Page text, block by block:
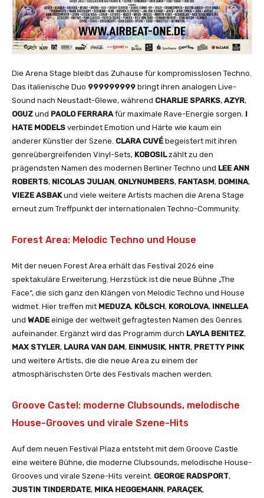
Die Arena Stage bleibt das Zuhause für kompromisslosen Techno.
Das italienische Duo 999999999 bringt ihren analogen Live-
Sound nach Neustadt-Glewe, während CHARLIE SPARKS, AZYR,
OGUZ und PAOLO FERRARAfür maximale Rave-Energie sorgen. I
HATE MODELS verbindet Emotion und Härte wie kaum ein
anderer Künstler der Szene. CLARA CUVÉ begeistert mit ihren
genreübergreifenden Vinyl-Sets, KOBOSILzählt zu den
prägendsten Namen des modernen Berliner Techno und LEE ANN
ROBERTS, NICOLAS JULIAN, ONLYNUMBERS, FANTASM, DOMINA,
VIEZE ASBAKund viele weitere Artists machen die Arena Stage
erneut zum Treffpunkt der internationalen Techno-Community.
Forest Area: Melodic Techno und House
Mit der neuen Forest Area erhält das Festival 2026 eine
spektakuläre Erweiterung. Herzstück ist die neue Bühne „The
Face“, die sich ganz den Klängen von Melodic Techno und House
widmet. Hier treffen mit MEDUZA, KÖLSCH, KOROLOVA, INNELLEA
und WADE einige der weltweit gefragtesten Namen des Genres
aufeinander. Ergänzt wird das Programm durch LAYLA BENITEZ,
MAX STYLER, LAURA VAN DAM, EINMUSIK, HNTR, PRETTY PINK
und weitere Artists, die die neue Area zu einem der
atmosphärischsten Orte des Festivals machen werden.
Groove Castel: moderne Clubsounds, melodische
House-Grooves und virale Szene-Hits
Auf dem neuen Festival Plaza entsteht mit dem Groove Castle
eine weitere Bühne, die moderne Clubsounds, melodische House-
Grooves und virale Szene-Hits vereint. GEORGE RADSPORT,
JUSTIN TINDERDATE, MIKA HEGGEMANN, PARAÇEK,